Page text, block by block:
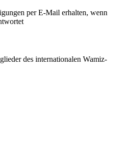
per E-Mail erhalten, wenn
des internationalen Wamiz-